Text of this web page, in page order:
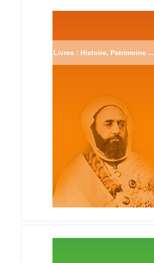
Livres : Histoire, Patrimoine ...